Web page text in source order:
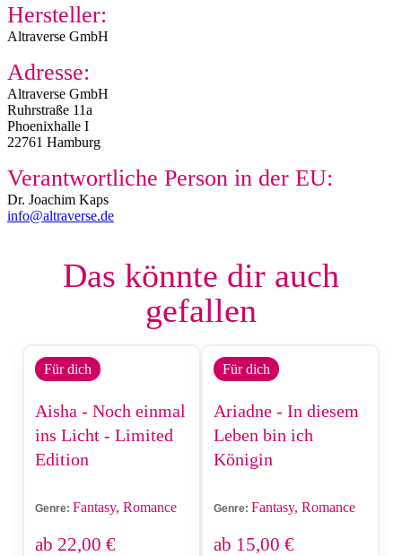
Hersteller:
Altraverse GmbH
Adresse:
Altraverse GmbH
Ruhrstraße 11a
Phoenixhalle I
22761 Hamburg
Verantwortliche Person in der EU:
Dr. Joachim Kaps
info@altraverse.de
Das könnte dir auch
gefallen
Für dich
Aisha - Noch einmal
ins Licht - Limited
Edition
Genre: Fantasy, Romance
ab 22,00 €
Für dich
Ariadne - In diesem
Leben bin ich
Königin
Genre: Fantasy, Romance
ab 15,00 €